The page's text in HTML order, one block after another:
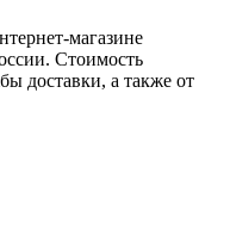
магазине
Стоимость
доставки, а также от